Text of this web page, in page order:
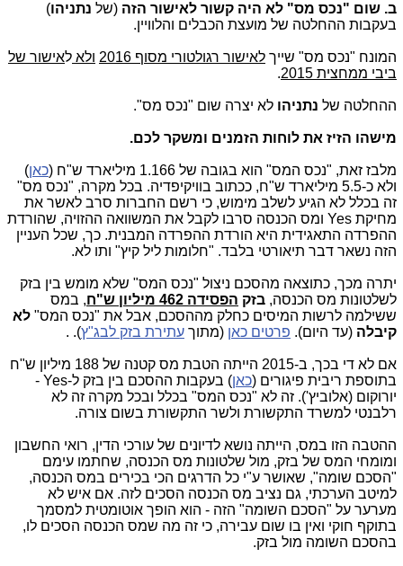
ב. שום "נכס מס" לא היה קשור לאישור הזה (של נתניהו)
בעקבות ההחלטה של מועצת הכבלים והלוויין.
המונח "נכס מס" שייך לאישור רגולטורי מסוף 2016 ולא לאישור של
ביבי ממחצית 2015
.
ההחלטה של נתניהו לא יצרה שום "נכס מס".
מישהו הזיז את לוחות הזמנים ומשקר לכם.
מלבז זאת, "נכס המס" הוא בגובה של 1.166 מיליארד ש"ח ( כאן)
ולא כ-5.5 מיליארד ש"ח, ככתוב בוויקיפדיה. בכל מקרה, "נכס מס"
זה בכלל לא הגיע לשלב מימוש, כי רשם החברות סרב לאשר את
מחיקת Yes ומס הכנסה סרבו לקבל את המשוואה ההזויה, שהורדת
ההפרדה התאגידית היא הורדת ההפרדה המבנית. כך, שכל העניין
הזה נשאר דבר תיאורטי בלבד. "חלומות ליל קיץ" ותו לא.
יתרה מכך, כתוצאה מהסכם ניצול "נכס המס" שלא מומש בין בזק
לשלטונות מס הכנסה, בזק הפסידה 462 מיליון ש"ח
, במס
ששילמה לרשות המיסים כחלק מההסכם, אבל את "נכס המס" לא
קיבלה (עד היום). פרטים כאן (מתוך עתירת בזק לבג"ץ). .
אם לא די בכך, ב-2015 הייתה הטבת מס קטנה של 188 מיליון ש"ח
בתוספת ריבית פיגורים (כאן
) בעקבות ההסכם בין בזק ל-Yes -
יורוקום (אלוביץ'). זה לא "נכס המס" בכלל ובכל מקרה זה לא
רלבנטי למשרד התקשורת ולשר התקשורת בשום צורה.
ההטבה הזו במס, הייתה נושא לדיונים של עורכי הדין, רואי החשבון
ומומחי המס של בזק, מול שלטונות מס הכנסה, שחתמו עימם
"הסכם שומה", שאושר ע"י כל הדרגים הכי בכירים במס הכנסה,
למיטב הערכתי, גם נציב מס הכנסה הסכים לזה. אם איש לא
מערער על "הסכם השומה" הזה - הוא הופך אוטומטית למסמך
בתוקף חוקי ואין בו שום עבירה, כי זה מה שמס הכנסה הסכים לו,
בהסכם השומה מול בזק.